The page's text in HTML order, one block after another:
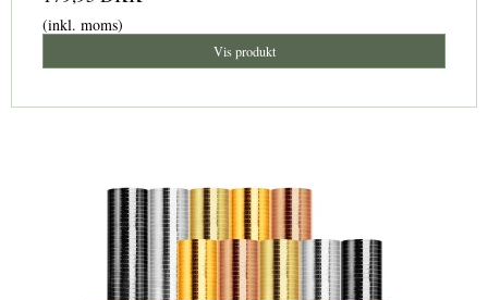
(inkl. moms)
Vis produkt